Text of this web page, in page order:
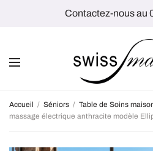
Contactez-nous au
Accueil / Séniors / Table de Soins
massage électrique anthracite modèle